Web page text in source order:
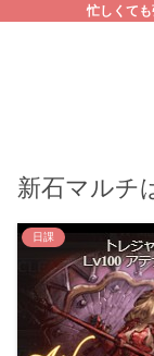
忙しくて
新石マルチ
日課